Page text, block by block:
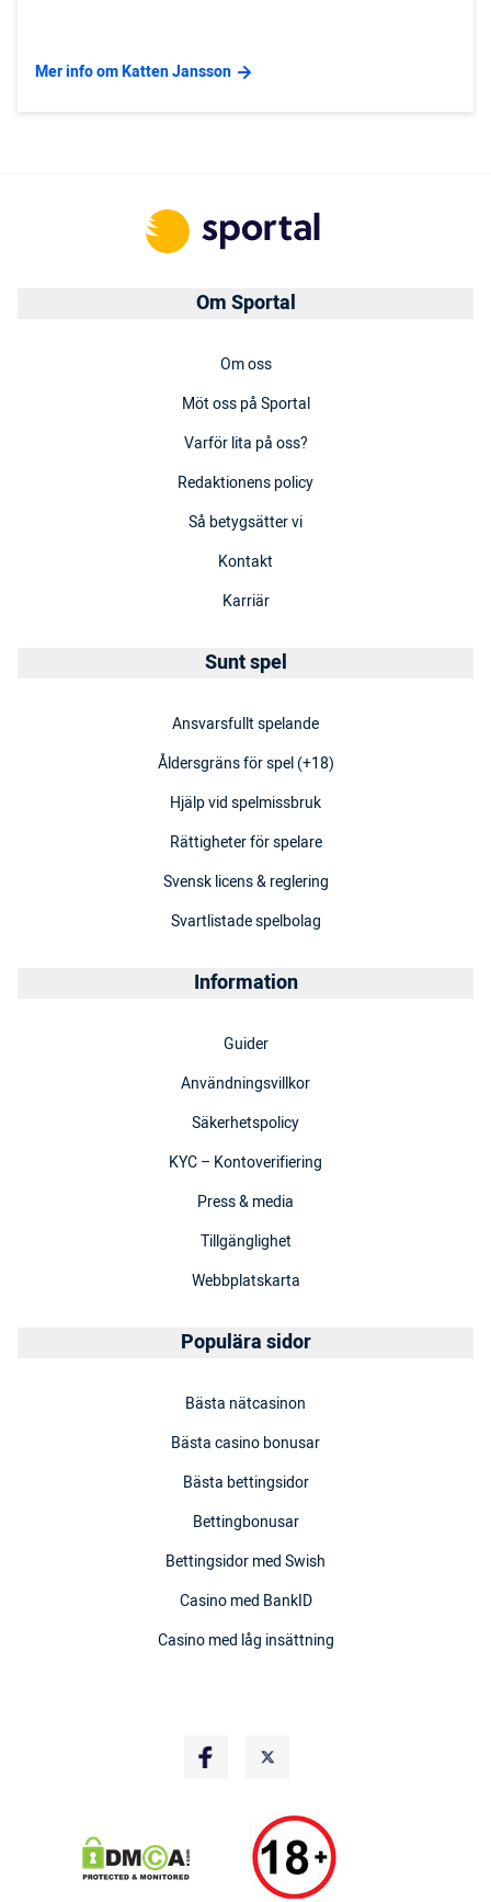
Mer info om Katten Jansson
Om Sportal
Om oss
Möt oss på Sportal
Varför lita på oss?
Redaktionens policy
Så betygsätter vi
Kontakt
Karriär
Sunt spel
Ansvarsfullt spelande
Åldersgräns för spel (+18)
Hjälp vid spelmissbruk
Rättigheter för spelare
Svensk licens & reglering
Svartlistade spelbolag
Information
Guider
Användningsvillkor
Säkerhetspolicy
KYC – Kontoverifiering
Press & media
Tillgänglighet
Webbplatskarta
Populära sidor
Bästa nätcasinon
Bästa casino bonusar
Bästa bettingsidor
Bettingbonusar
Bettingsidor med Swish
Casino med BankID
Casino med låg insättning